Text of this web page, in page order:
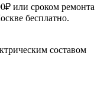
или сроком ремонта
бесплатно.
составом